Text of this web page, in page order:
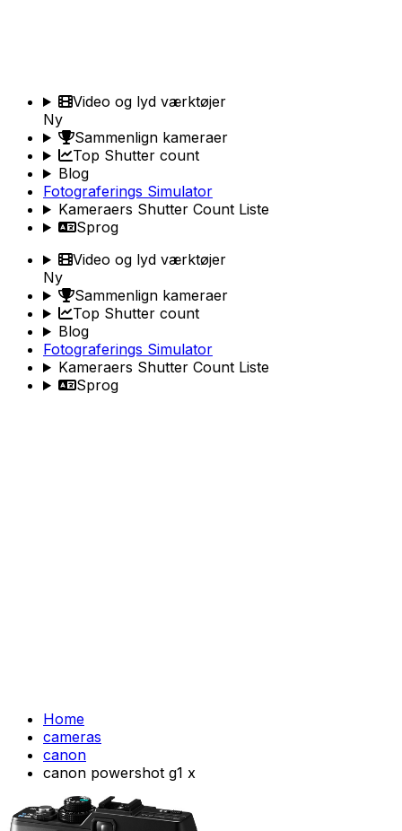
Video og lyd værktøjer
Ny
Sammenlign kameraer
Top Shutter count
Blog
Fotograferings Simulator
Kameraers Shutter Count Liste
Sprog
Video og lyd værktøjer
Ny
Sammenlign kameraer
Top Shutter count
Blog
Fotograferings Simulator
Kameraers Shutter Count Liste
Sprog
Home
cameras
canon
canon powershot g1 x